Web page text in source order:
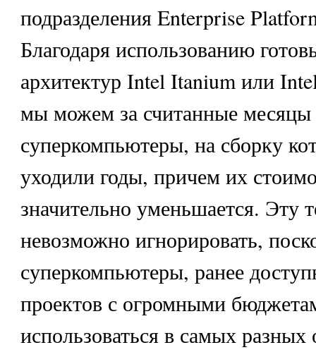
подразделения Enterprise
Благодаря использованию
архитектур Intel Itanium или
мы можем за считанные месяцы
суперкомпьютеры, на сборку
уходили годы, причем их
значительно уменьшается. Эту
невозможно игнорировать,
суперкомпьютеры, ранее
проектов с огромными
использоваться в самых разных